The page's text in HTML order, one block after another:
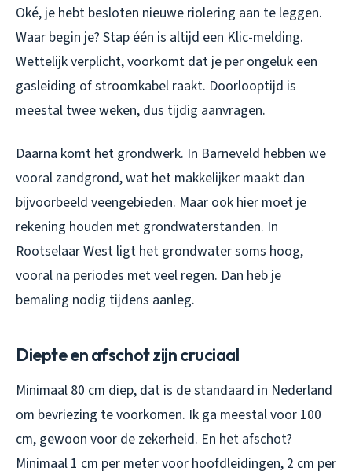
Oké, je hebt besloten nieuwe riolering aan te leggen.
Waar begin je? Stap één is altijd een Klic-melding.
Wettelijk verplicht, voorkomt dat je per ongeluk een
gasleiding of stroomkabel raakt. Doorlooptijd is
meestal twee weken, dus tijdig aanvragen.
Daarna komt het grondwerk. In Barneveld hebben we
vooral zandgrond, wat het makkelijker maakt dan
bijvoorbeeld veengebieden. Maar ook hier moet je
rekening houden met grondwaterstanden. In
Rootselaar West ligt het grondwater soms hoog,
vooral na periodes met veel regen. Dan heb je
bemaling nodig tijdens aanleg.
Diepte en afschot zijn cruciaal
Minimaal 80 cm diep, dat is de standaard in Nederland
om bevriezing te voorkomen. Ik ga meestal voor 100
cm, gewoon voor de zekerheid. En het afschot?
Minimaal 1 cm per meter voor hoofdleidingen, 2 cm per